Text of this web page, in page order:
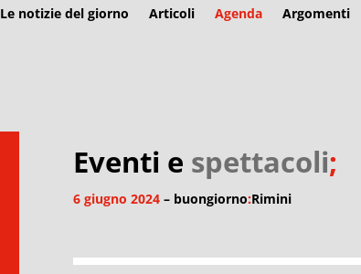
Le notizie del giorno Articoli Agenda Argomenti
Eventi e spettacoli;
6 giugno 2024 – buongiorno:Rimini